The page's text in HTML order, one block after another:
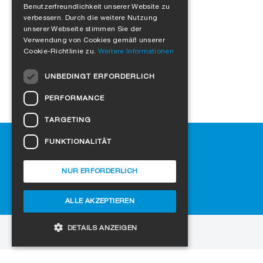
Klebekraft an Bord
Hilfe
SIGA-Fachhändler finden
Häufig gestellte Fragen
Cookie-Einstellungen
ENGLISH
FRENCH
DANISH
LATVIAN
LITHUANIAN
Benutzerfreundlichkeit unserer Website zu
verbessern. Durch die weitere Nutzung
unserer Webseite stimmen Sie der
Verwendung von Cookies gemäß unserer
Cookie-Richtlinie zu. Weitere Informationen
UNBEDINGT ERFORDERLICH
PERFORMANCE
TARGETING
FUNKTIONALITÄT
ALLE AKZEPTIEREN
NUR ERFORDERLICH
DETAILS ANZEIGEN